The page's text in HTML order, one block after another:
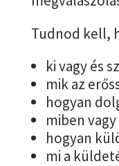
Tudnod kell,
ki vagy és
mik az
hogyan
miben
hogyan
mi a